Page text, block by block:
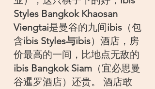
Styles Bangkok Khaosan
Viengtai是曼谷的九间ibis （包
含ibis Styles与ibis）酒店，房
价最高的一间，比地点无敌的
ibis Bangkok Siam （宜必思曼
谷暹罗酒店）还贵。 酒店敢